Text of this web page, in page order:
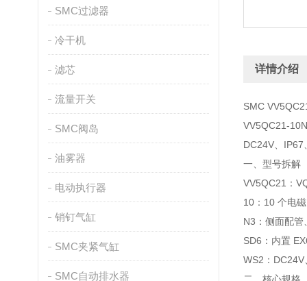
SMC过滤器
冷干机
滤芯
流量开关
SMC阀岛
油雾器
电动执行器
销钉气缸
SMC夹紧气缸
SMC自动排水器
详情介绍
SMC
VV5QC21-
DC24V、
一、型号拆解
VV5QC21：
10：10 个电
N3：侧面配
SD6：内置
WS2：